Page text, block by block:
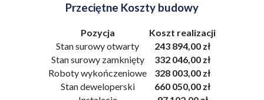
Przeciętne Koszty budowy
Pozycja
Koszt realizacji
Stan surowy otwarty
243 894,00 zł
Stan surowy zamknięty
332 046,00 zł
Roboty wykończeniowe
328 003,00 zł
Stan deweloperski
660 050,00 zł